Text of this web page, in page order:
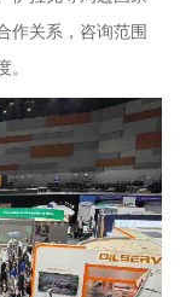
作关系，咨询范围